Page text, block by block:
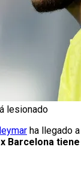
lesionado
ha llegado
Barcelona